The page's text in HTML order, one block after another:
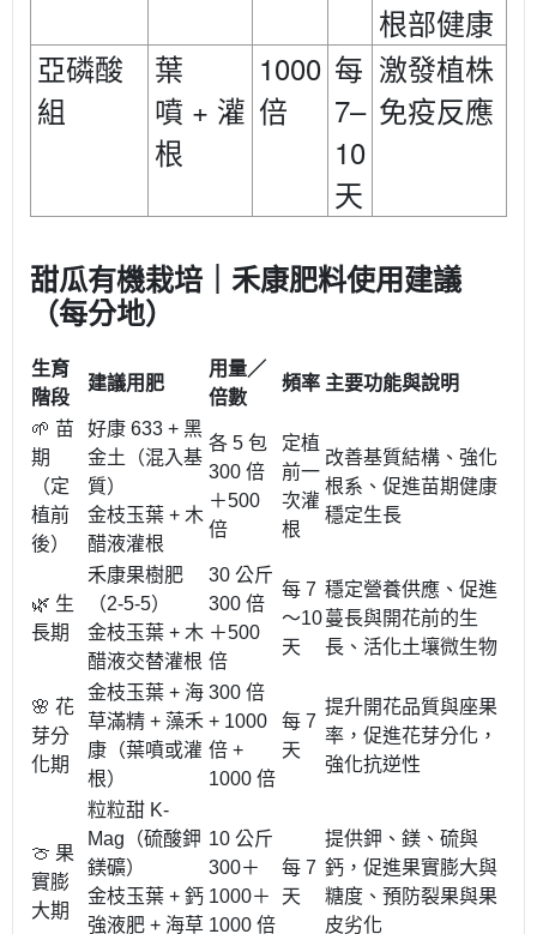
根部健康
亞磷酸
組
葉
噴 + 灌
根
1000
倍
每
7–
10
天
激發植株
免疫反應
甜瓜有機栽培｜禾康肥料使用建議
（每分地）
生育
階段
建議用肥
用量／
倍數
頻率 主要功能與說明
🌱 苗
期
（定
植前
後）
好康 633 + 黑
金土（混入基
質）
金枝玉葉 + 木
醋液灌根
各 5 包
300 倍
＋500
倍
定植
前一
次灌
根
改善基質結構、強化
根系、促進苗期健康
穩定生長
🌿 生
長期
禾康果樹肥
（2-5-5）
金枝玉葉 + 木
醋液交替灌根
30 公斤
300 倍
＋500
倍
每 7
～10
天
穩定營養供應、促進
蔓長與開花前的生
長、活化土壤微生物
🌸 花
芽分
化期
金枝玉葉 + 海
草滿精 + 藻禾
康（葉噴或灌
根）
300 倍
+ 1000
倍 +
1000 倍
每 7
天
提升開花品質與座果
率，促進花芽分化，
強化抗逆性
🍈 果
實膨
大期
粒粒甜 K-
Mag（硫酸鉀
鎂礦）
金枝玉葉 + 鈣
強液肥 + 海草
10 公斤
300＋
1000＋
1000 倍
每 7
天
提供鉀、鎂、硫與
鈣，促進果實膨大與
糖度、預防裂果與果
皮劣化